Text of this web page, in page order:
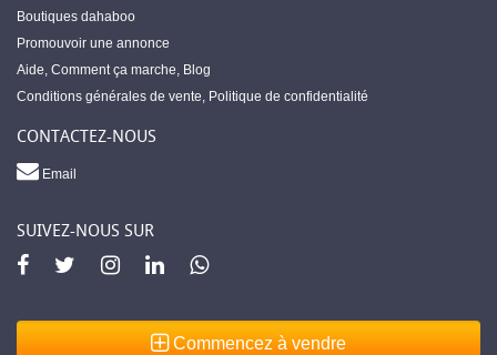
Boutiques dahaboo
Promouvoir une annonce
Aide, Comment ça marche, Blog
Conditions générales de vente, Politique de confidentialité
CONTACTEZ-NOUS
Email
SUIVEZ-NOUS SUR
Commencez à vendre